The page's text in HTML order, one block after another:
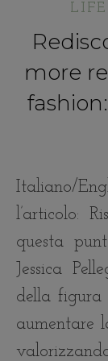
more
Italiano/English below Puoi ascoltare qui
l’articolo:
questa
Jessica
della figura
aumentare